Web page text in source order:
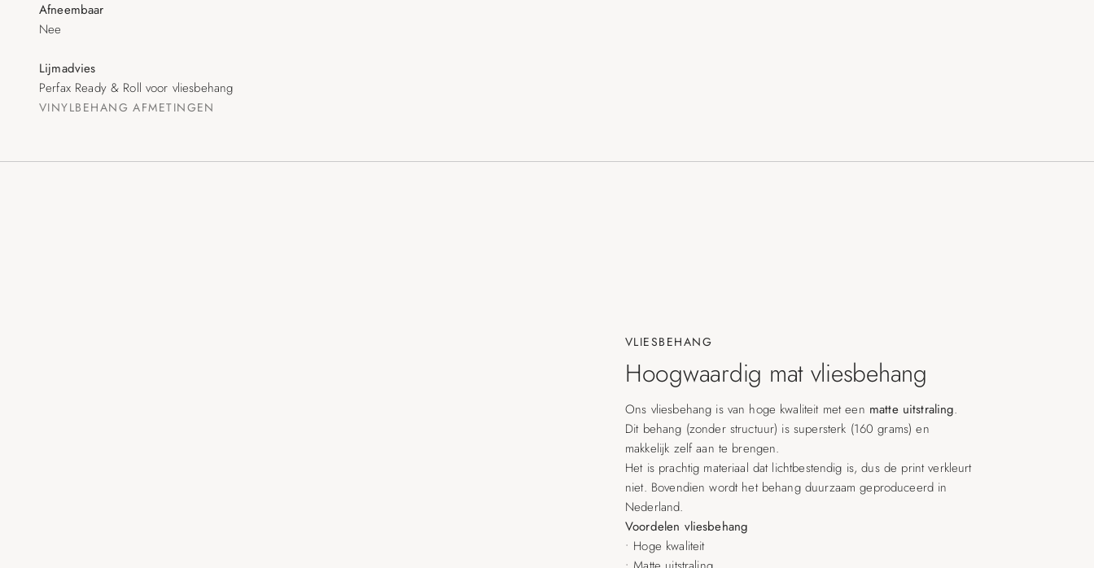
Afneembaar
Nee
Lijmadvies
Perfax Ready & Roll voor vliesbehang
VINYLBEHANG AFMETINGEN
VLIESBEHANG
Hoogwaardig mat vliesbehang
Ons vliesbehang is van hoge kwaliteit met een matte uitstraling.
Dit behang (zonder structuur) is supersterk (160 grams) en
makkelijk zelf aan te brengen.
Het is prachtig materiaal dat lichtbestendig is, dus de print verkleurt
niet. Bovendien wordt het behang duurzaam geproduceerd in
Nederland.
Voordelen vliesbehang
• Hoge kwaliteit